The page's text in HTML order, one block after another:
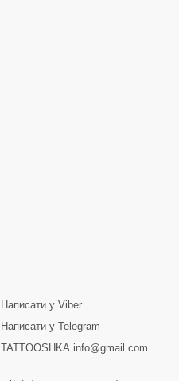
Написати у Viber
Написати у Telegram
TATTOOSHKA.info@gmail.com